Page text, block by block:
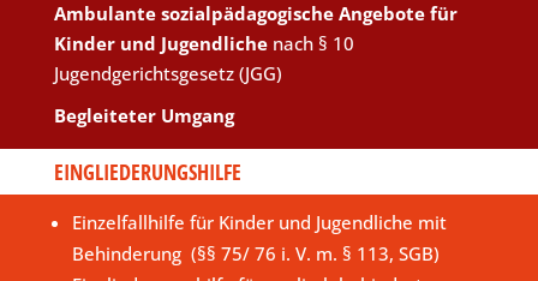
Ambulante sozialpädagogische Angebote für
Kinder und Jugendliche nach § 10
Jugendgerichtsgesetz (JGG)
Begleiteter Umgang
EINGLIEDERUNGSHILFE
Einzelfallhilfe für Kinder und Jugendliche mit
Behinderung (§§ 75/ 76 i. V. m. § 113, SGB)